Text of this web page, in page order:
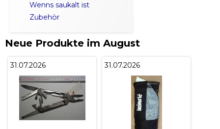
Wenns saukalt ist
Zubehör
Neue Produkte im August
31.07.2026 31.07.2026